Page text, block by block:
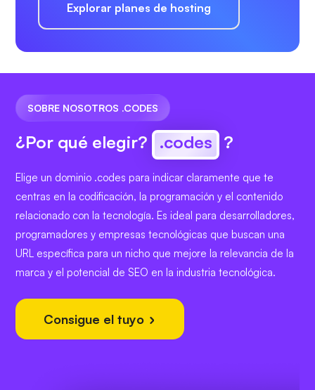
Explorar planes de hosting
SOBRE NOSOTROS .CODES
¿Por qué elegir? .codes ?
Elige un dominio .codes para indicar claramente que te
centras en la codificación, la programación y el contenido
relacionado con la tecnología. Es ideal para desarrolladores,
programadores y empresas tecnológicas que buscan una
URL específica para un nicho que mejore la relevancia de la
marca y el potencial de SEO en la industria tecnológica.
Consigue el tuyo